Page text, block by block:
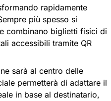
rapidamente
più spesso si
combinano biglietti fisici di
accessibili tramite QR
sarà al centro delle
permetterà di adattare il
in base al destinatario,